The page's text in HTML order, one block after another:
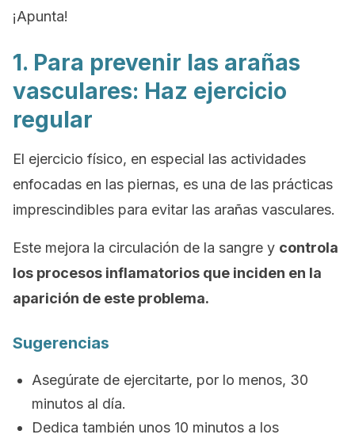
¡Apunta!
1. Para prevenir las arañas
vasculares: Haz ejercicio
regular
El ejercicio físico, en especial las actividades
enfocadas en las piernas, es una de las prácticas
imprescindibles para evitar las arañas vasculares.
Este mejora la circulación de la sangre y controla
los procesos inflamatorios que inciden en la
aparición de este problema.
Sugerencias
Asegúrate de ejercitarte, por lo menos, 30
minutos al día.
Dedica también unos 10 minutos a los